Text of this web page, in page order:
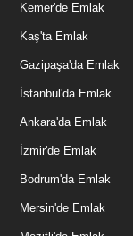
Kemer'de Emlak
Kaş'ta Emlak
Gazipaşa'da Emlak
İstanbul'da Emlak
Ankara'da Emlak
İzmir'de Emlak
Bodrum'da Emlak
Mersin'de Emlak